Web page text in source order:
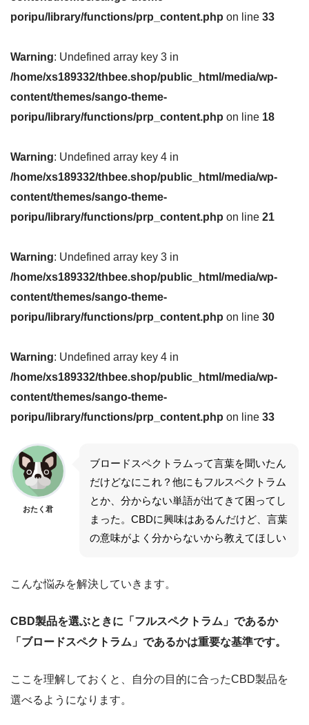
poripu/library/functions/prp_content.php on line 33
Warning: Undefined array key 3 in
/home/xs189332/thbee.shop/public_html/media/wp-
content/themes/sango-theme-
poripu/library/functions/prp_content.php on line 18
Warning: Undefined array key 4 in
/home/xs189332/thbee.shop/public_html/media/wp-
content/themes/sango-theme-
poripu/library/functions/prp_content.php on line 21
Warning: Undefined array key 3 in
/home/xs189332/thbee.shop/public_html/media/wp-
content/themes/sango-theme-
poripu/library/functions/prp_content.php on line 30
Warning: Undefined array key 4 in
/home/xs189332/thbee.shop/public_html/media/wp-
content/themes/sango-theme-
poripu/library/functions/prp_content.php on line 33
おたく君
ブロードスペクトラムって言葉を聞いたん
だけどなにこれ？他にもフルスペクトラム
とか、分からない単語が出てきて困ってし
まった。CBDに興味はあるんだけど、言葉
の意味がよく分からないから教えてほしい
こんな悩みを解決していきます。
CBD製品を選ぶときに「フルスペクトラム」であるか
「ブロードスペクトラム」であるかは重要な基準です。
ここを理解しておくと、自分の目的に合ったCBD製品を
選べるようになります。